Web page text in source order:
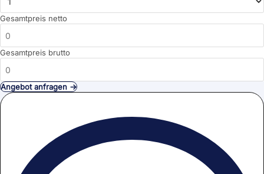
Gesamtpreis netto
Gesamtpreis brutto
Angebot anfragen →